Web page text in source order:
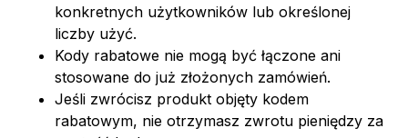
konkretnych użytkowników lub określonej
liczby użyć.
Kody rabatowe nie mogą być łączone ani
stosowane do już złożonych zamówień.
Jeśli zwrócisz produkt objęty kodem
rabatowym, nie otrzymasz zwrotu pieniędzy za